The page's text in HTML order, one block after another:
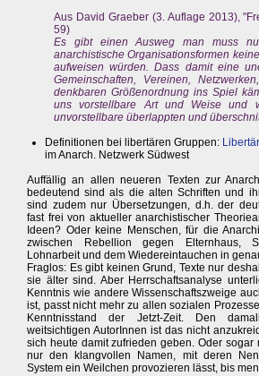
Aus David Graeber (3. Auflage 2013),
59)
Es gibt einen Ausweg man muss
anarchistische Organisationsformen
aufweisen würden. Dass damit eine
Gemeinschaften, Vereinen,
denkbaren Größenordnung ins Spiel
uns vorstellbare Art und Weise und
unvorstellbare überlappten und
Definitionen bei libertären Gruppen:
im Anarch. Netzwerk Südwest
Auffällig an allen neueren Texten zur
bedeutend sind als die alten Schriften und
sind zudem nur Übersetzungen, d.h. der
fast frei von aktueller anarchistischer
Ideen? Oder keine Menschen, für die
zwischen Rebellion gegen Elternhaus,
Lohnarbeit und dem Wiedereintauchen in
Fraglos: Es gibt keinen Grund, Texte nur
sie älter sind. Aber Herrschaftsanalyse
Kenntnis wie andere Wissenschaftszweige
ist, passt nicht mehr zu allen sozialen
Kenntnisstand der Jetzt-Zeit. Den
weitsichtigen AutorInnen ist das nicht
sich heute damit zufrieden geben. Oder sogar
nur den klangvollen Namen, mit deren
System ein Weilchen provozieren lässt, bis